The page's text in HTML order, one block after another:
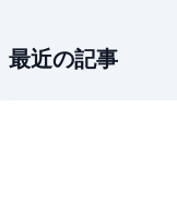
最近の記事